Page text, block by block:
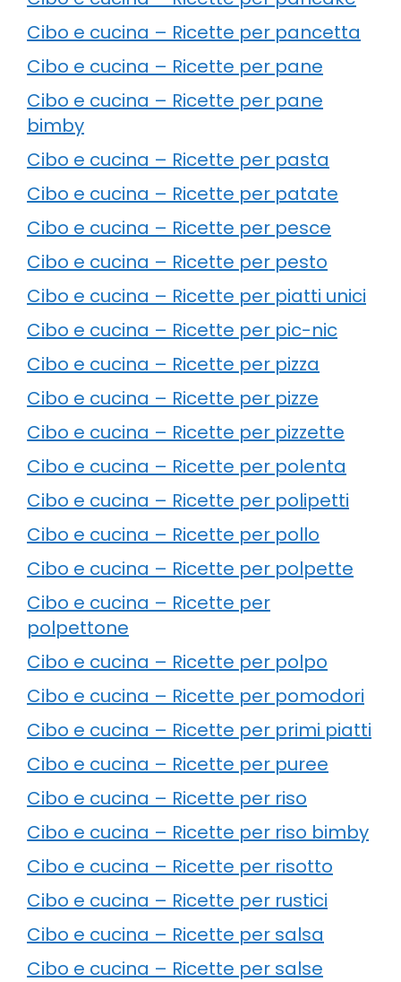
Cibo e cucina – Ricette per pancetta
Cibo e cucina – Ricette per pane
Cibo e cucina – Ricette per pane
bimby
Cibo e cucina – Ricette per pasta
Cibo e cucina – Ricette per patate
Cibo e cucina – Ricette per pesce
Cibo e cucina – Ricette per pesto
Cibo e cucina – Ricette per piatti unici
Cibo e cucina – Ricette per pic-nic
Cibo e cucina – Ricette per pizza
Cibo e cucina – Ricette per pizze
Cibo e cucina – Ricette per pizzette
Cibo e cucina – Ricette per polenta
Cibo e cucina – Ricette per polipetti
Cibo e cucina – Ricette per pollo
Cibo e cucina – Ricette per polpette
Cibo e cucina – Ricette per
polpettone
Cibo e cucina – Ricette per polpo
Cibo e cucina – Ricette per pomodori
Cibo e cucina – Ricette per primi piatti
Cibo e cucina – Ricette per puree
Cibo e cucina – Ricette per riso
Cibo e cucina – Ricette per riso bimby
Cibo e cucina – Ricette per risotto
Cibo e cucina – Ricette per rustici
Cibo e cucina – Ricette per salsa
Cibo e cucina – Ricette per salse